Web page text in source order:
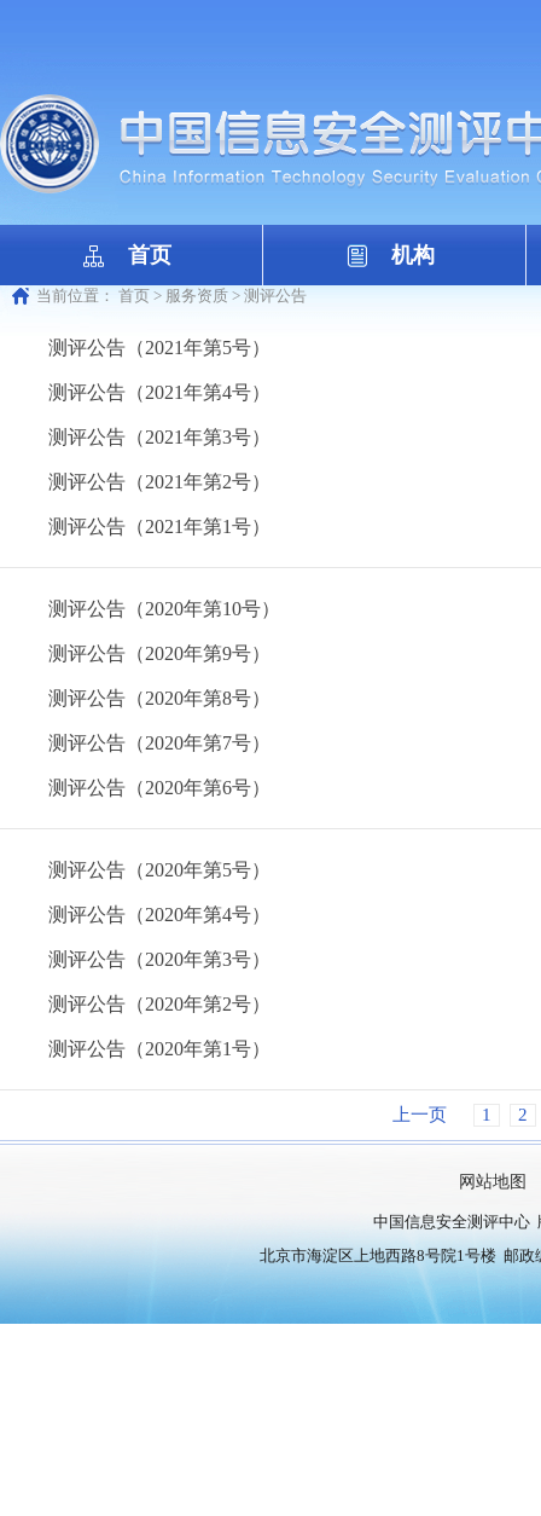
首页 机构
当前位置： 首页 > 服务资质 > 测评公告
测评公告（2021年第5号）
测评公告（2021年第4号）
测评公告（2021年第3号）
测评公告（2021年第2号）
测评公告（2021年第1号）
测评公告（2020年第10号）
测评公告（2020年第9号）
测评公告（2020年第8号）
测评公告（2020年第7号）
测评公告（2020年第6号）
测评公告（2020年第5号）
测评公告（2020年第4号）
测评公告（2020年第3号）
测评公告（2020年第2号）
测评公告（2020年第1号）
上一页 1 2
网站地图
中国信息安全测评中心
北京市海淀区上地西路8号院1号楼 邮